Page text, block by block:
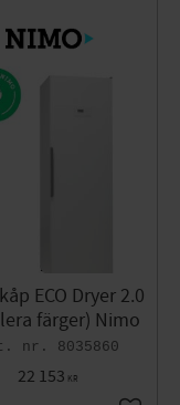
ECO Dryer 2.0
färger) Nimo
8035860
22 153 KR